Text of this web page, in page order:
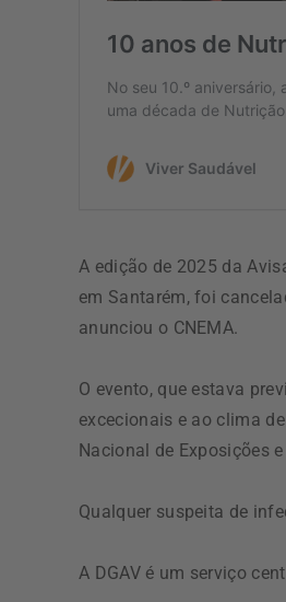
A edição de 2025 da
em Santarém, foi
anunciou o CNEMA.
O evento, que estava
excecionais e ao clima
Nacional de Exposições
Qualquer suspeita de
A DGAV é um serviço